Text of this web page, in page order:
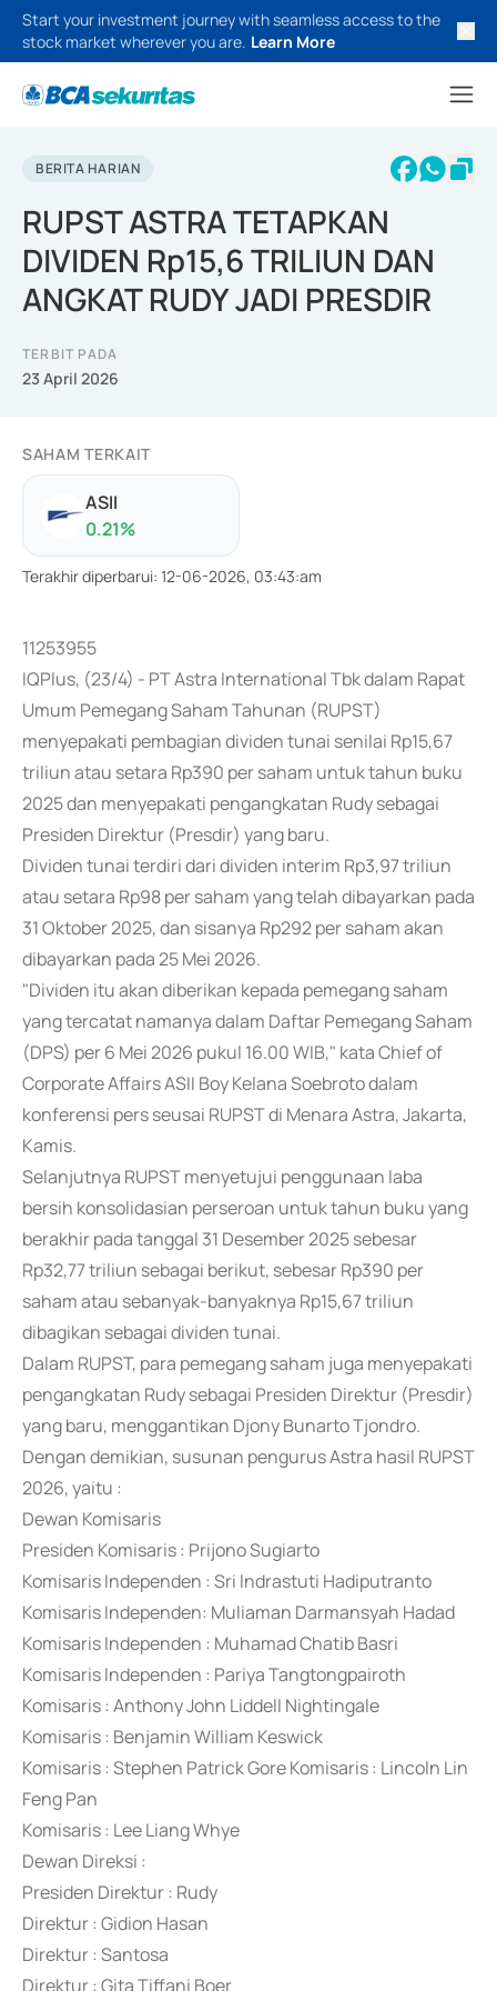
Start your investment journey with seamless access to the
stock market wherever you are. Learn More
BERITA HARIAN
RUPST ASTRA TETAPKAN
DIVIDEN Rp15,6 TRILIUN DAN
ANGKAT RUDY JADI PRESDIR
TERBIT PADA
23 April 2026
SAHAM TERKAIT
ASII
0.21%
Terakhir diperbarui: 12-06-2026, 03:43:am
11253955
IQPlus, (23/4) - PT Astra International Tbk dalam Rapat
Umum Pemegang Saham Tahunan (RUPST)
menyepakati pembagian dividen tunai senilai Rp15,67
triliun atau setara Rp390 per saham untuk tahun buku
2025 dan menyepakati pengangkatan Rudy sebagai
Presiden Direktur (Presdir) yang baru.
Dividen tunai terdiri dari dividen interim Rp3,97 triliun
atau setara Rp98 per saham yang telah dibayarkan pada
31 Oktober 2025, dan sisanya Rp292 per saham akan
dibayarkan pada 25 Mei 2026.
"Dividen itu akan diberikan kepada pemegang saham
yang tercatat namanya dalam Daftar Pemegang Saham
(DPS) per 6 Mei 2026 pukul 16.00 WIB," kata Chief of
Corporate Affairs ASII Boy Kelana Soebroto dalam
konferensi pers seusai RUPST di Menara Astra, Jakarta,
Kamis.
Selanjutnya RUPST menyetujui penggunaan laba
bersih konsolidasian perseroan untuk tahun buku yang
berakhir pada tanggal 31 Desember 2025 sebesar
Rp32,77 triliun sebagai berikut, sebesar Rp390 per
saham atau sebanyak-banyaknya Rp15,67 triliun
dibagikan sebagai dividen tunai.
Dalam RUPST, para pemegang saham juga menyepakati
pengangkatan Rudy sebagai Presiden Direktur (Presdir)
yang baru, menggantikan Djony Bunarto Tjondro.
Dengan demikian, susunan pengurus Astra hasil RUPST
2026, yaitu :
Dewan Komisaris
Presiden Komisaris : Prijono Sugiarto
Komisaris Independen : Sri lndrastuti Hadiputranto
Komisaris Independen: Muliaman Darmansyah Hadad
Komisaris Independen : Muhamad Chatib Basri
Komisaris Independen : Pariya Tangtongpairoth
Komisaris : Anthony John Liddell Nightingale
Komisaris : Benjamin William Keswick
Komisaris : Stephen Patrick Gore Komisaris : Lincoln Lin
Feng Pan
Komisaris : Lee Liang Whye
Dewan Direksi :
Presiden Direktur : Rudy
Direktur : Gidion Hasan
Direktur : Santosa
Direktur : Gita Tiffani Boer